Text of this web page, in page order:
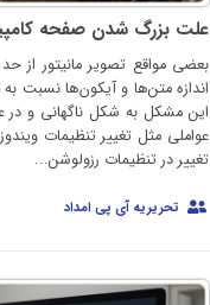
علت بزرگ شدن صفحه
بعضی مواقع تصویر مانیتور از
اندازه متن‌ها و آیکون‌ها نسبت
این مشکل به شکل ناگهانی و
عواملی مثل تغییر تنظیمات
تغییر در تنظیمات رزولوشن...
تحریریه آی پی امداد